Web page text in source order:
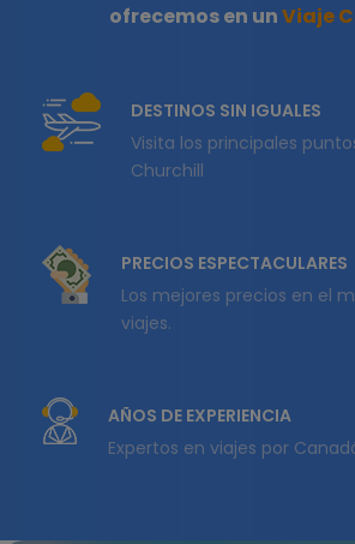
ofrecemos en unViaje
DESTINOS SIN IGUALES
Visita los principales
Churchill
PRECIOS ESPECTACULARES
Los mejores precios en el
viajes.
AÑOS DE EXPERIENCIA
Expertos en viajes por